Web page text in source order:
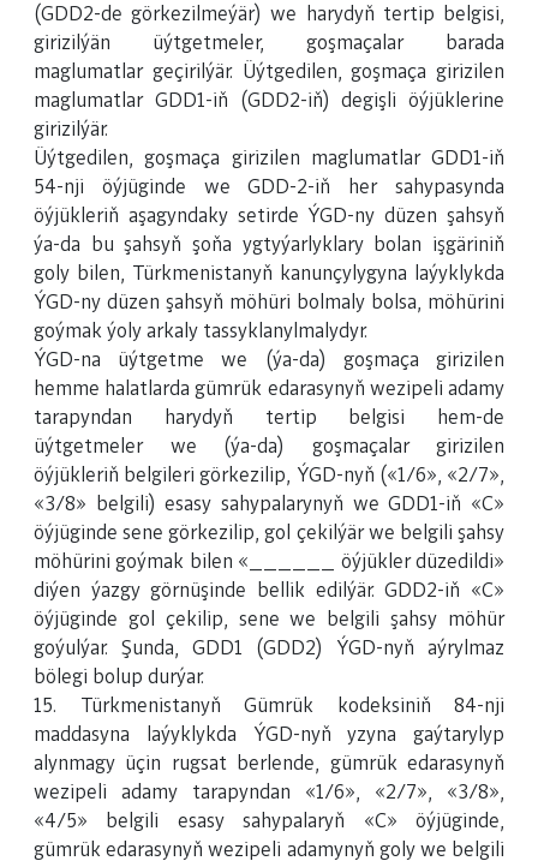
(GDD2-de görkezilmeýär) we harydyň tertip belgisi,
girizilýän üýtgetmeler, goşmaçalar barada
maglumatlar geçirilýär. Üýtgedilen, goşmaça girizilen
maglumatlar GDD1-iň (GDD2-iň) degişli öýjüklerine
girizilýär.
Üýtgedilen, goşmaça girizilen maglumatlar GDD1-iň
54-nji öýjüginde we GDD-2-iň her sahypasynda
öýjükleriň aşagyndaky setirde ÝGD-ny düzen şahsyň
ýa-da bu şahsyň şoňa ygtyýarlyklary bolan işgäriniň
goly bilen, Türkmenistanyň kanunçylygyna laýyklykda
ÝGD-ny düzen şahsyň möhüri bolmaly bolsa, möhürini
goýmak ýoly arkaly tassyklanylmalydyr.
ÝGD-na üýtgetme we (ýa-da) goşmaça girizilen
hemme halatlarda gümrük edarasynyň wezipeli adamy
tarapyndan harydyň tertip belgisi hem-de
üýtgetmeler we (ýa-da) goşmaçalar girizilen
öýjükleriň belgileri görkezilip, ÝGD-nyň («1/6», «2/7»,
«3/8» belgili) esasy sahypalarynyň we GDD1-iň «C»
öýjüginde sene görkezilip, gol çekilýär we belgili şahsy
möhürini goýmak bilen «______ öýjükler düzedildi»
diýen ýazgy görnüşinde bellik edilýär. GDD2-iň «C»
öýjüginde gol çekilip, sene we belgili şahsy möhür
goýulýar. Şunda, GDD1 (GDD2) ÝGD-nyň aýrylmaz
bölegi bolup durýar.
15. Türkmenistanyň Gümrük kodeksiniň 84-nji
maddasyna laýyklykda ÝGD-nyň yzyna gaýtarylyp
alynmagy üçin rugsat berlende, gümrük edarasynyň
wezipeli adamy tarapyndan «1/6», «2/7», «3/8»,
«4/5» belgili esasy sahypalaryň «C» öýjüginde,
gümrük edarasynyň wezipeli adamynyň goly we belgili